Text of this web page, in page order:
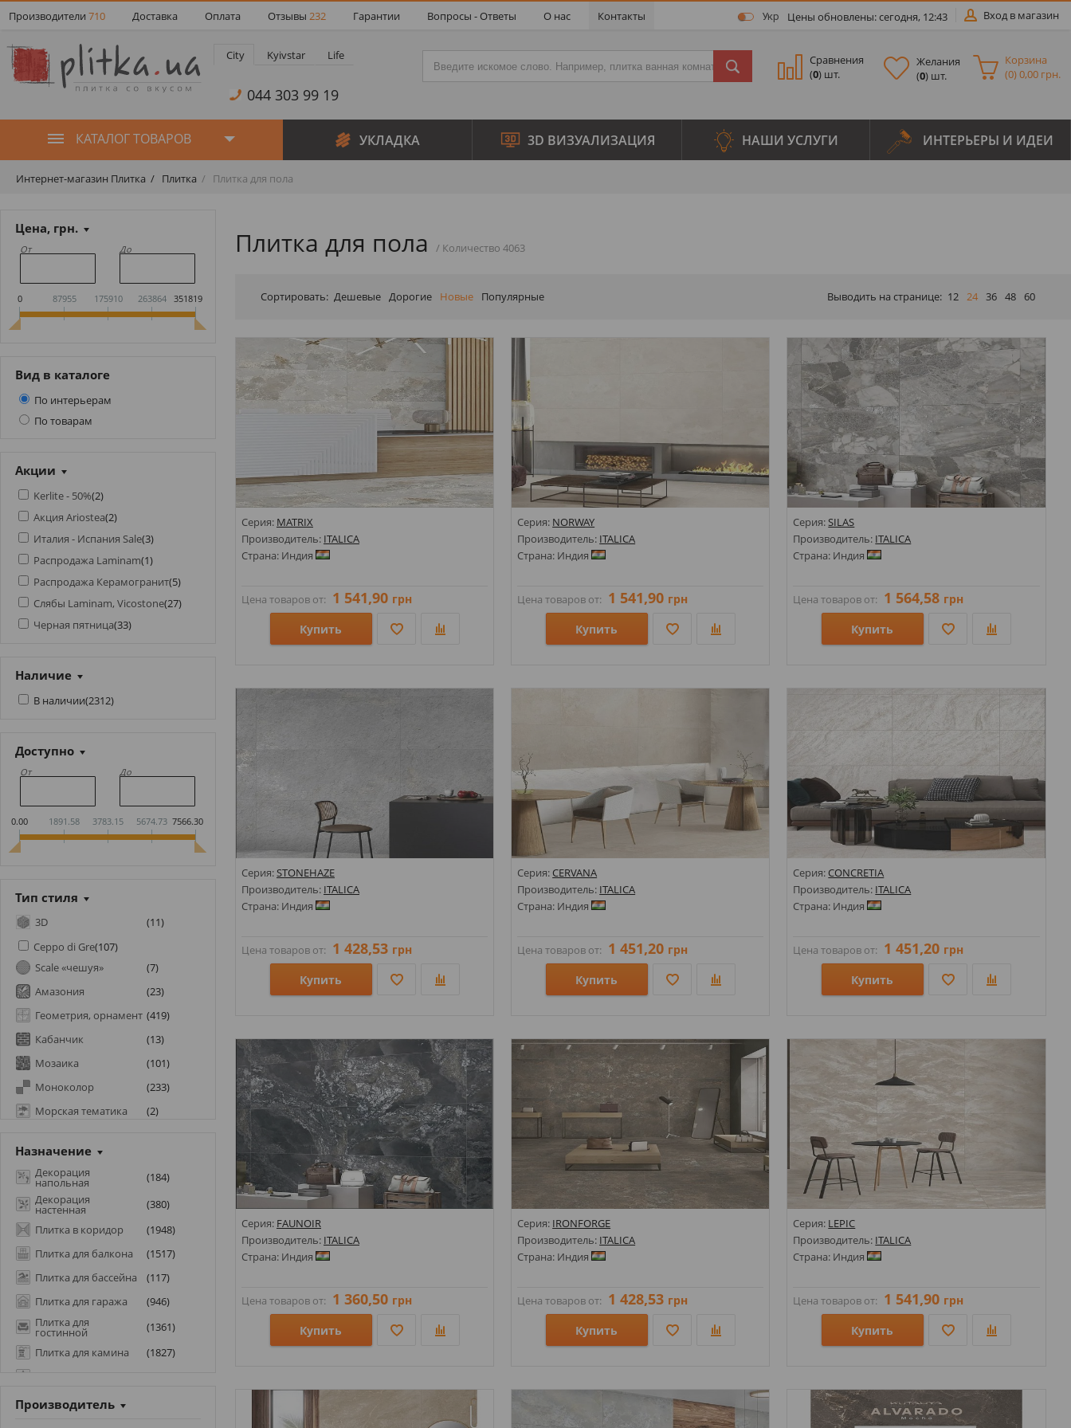
Производители 710 Доставка Оплата Отзывы 232 Гарантии Вопросы - Ответы О нас Контакты Цены обновлены: сегодня, 12:43 Вход в магазин
Укр
City Kyivstar Life
044 303 99 19
Сравнения
(0) шт.
Желания
(0) шт.
Корзина
(0)0,00 грн.
КАТАЛОГ ТОВАРОВ УКЛАДКА 3D ВИЗУАЛИЗАЦИЯ НАШИ УСЛУГИ ИНТЕРЬЕРЫ И ИДЕИ
Интернет-магазин Плитка Плитка Плитка для пола
Цена, грн.
От До
0 87955 175910 263864 351819
Вид в каталоге
По интерьерам
По товарам
Акции
Kerlite - 50%(2)
Акция Ariostea(2)
Италия - Испания Sale(3)
Распродажа Laminam(1)
Распродажа Керамогранит(5)
Слябы Laminam, Vicostone(27)
Черная пятница(33)
Наличие
В наличии(2312)
Доступно
От До
0.00 1891.58 3783.15 5674.73 7566.30
Тип стиля
3D (11)
Ceppo di Gre(107)
Scale «чешуя»
(7)
Амазония
(23)
Геометрия, орнамент (419)
Кабанчик
(13)
Мозаика
(101)
Моноколор
(233)
Морская тематика
(2)
Патагония(5
Под бетон
(790)
Под гальку
(2)
Под дерево
(680)
Под камень
(1993)
Под кирпич
(61)
Под ламинат
(237)
Под металл
(51)
Под мозаику
(14)
Назначение
Декорация
напольная (184)
Декорация
настенная (380)
Плитка в коридор
(1948)
Плитка для балкона
(1517)
Плитка для бассейна
(117)
Плитка для гаража
(946)
Плитка для
гостинной (1361)
Плитка для камина
(1827)
Плитка для сада
Производитель
Плитка для пола
Сортировать: Дешевые Дорогие Новые Популярные Выводить на странице: 12 24 36 48 60
Серия: MATRIX
Производитель: ITALICA
Страна: Индия
Цена товаров от: 1 541,90 грн
Купить
Стили: Под камень;
Серия: NORWAY
Производитель: ITALICA
Страна: Индия
Цена товаров от: 1 541,90 грн
Купить
Стили: Под мрамор;
Серия:SILAS
Производитель: ITALICA
Страна: Индия
Цена товаров от: 1 564,58 грн
Купить
Стили: Под камень;
Серия:STONEHAZE
Производитель: ITALICA
Страна: Индия
Цена товаров от: 1 428,53 грн
Купить
Стили: Под камень;
Цвета:
Серия: CERVANA
Производитель: ITALICA
Страна: Индия
Цена товаров от: 1 451,20 грн
Купить
Стили: Под камень;
Цвета:
Серия: CONCRETIA
Производитель: ITALICA
Страна: Индия
Цена товаров от: 1 451,20 грн
Купить
Стили: Под камень;
Серия: FAUNOIR
Производитель: ITALICA
Страна: Индия
Цена товаров от: 1 360,50 грн
Купить
Стили: Под камень;
Серия: IRONFORGE
Производитель: ITALICA
Страна: Индия
Цена товаров от: 1 428,53 грн
Купить
Стили: Под камень;
Серия: LEPIC
Производитель: ITALICA
Страна: Индия
Цена товаров от: 1 541,90 грн
Купить
Стили: Под камень;
Цвета: